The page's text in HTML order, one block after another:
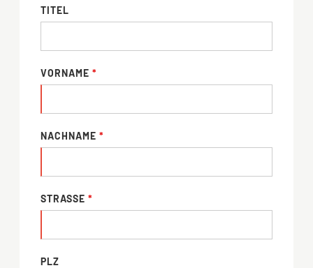
TITEL
VORNAME *
NACHNAME *
STRASSE *
PLZ